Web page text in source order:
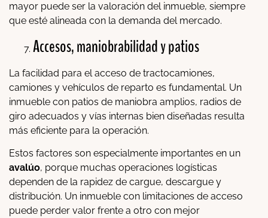
mayor puede ser la valoración del inmueble, siempre
que esté alineada con la demanda del mercado.
Accesos, maniobrabilidad y patios
La facilidad para el acceso de tractocamiones,
camiones y vehículos de reparto es fundamental. Un
inmueble con patios de maniobra amplios, radios de
giro adecuados y vías internas bien diseñadas resulta
más eficiente para la operación.
Estos factores son especialmente importantes en un
avalúo, porque muchas operaciones logísticas
dependen de la rapidez de cargue, descargue y
distribución. Un inmueble con limitaciones de acceso
puede perder valor frente a otro con mejor